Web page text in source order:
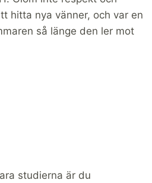
hitta nya vänner, och var en
så länge den ler mot
studierna är du